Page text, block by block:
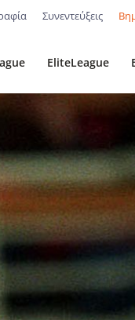
Συνεντεύξεις
EliteLeague